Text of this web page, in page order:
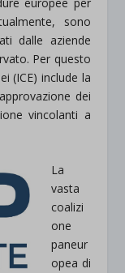
sono
dalle aziende
Per questo
(ICE) include la
dei
vincolanti a
La
vasta
coalizi
one
paneur
opea di